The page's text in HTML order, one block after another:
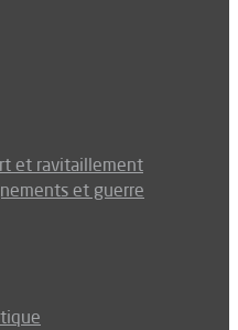
et ravitaillement
et guerre